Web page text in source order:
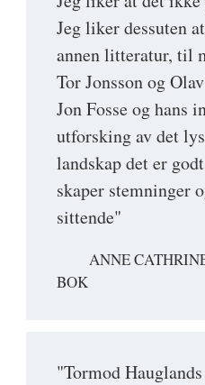
Jeg liker dessuten
annen litteratur, til
Tor Jonsson og
Jon Fosse og hans
utforsking av det
landskap det er
skaper stemninger
sittende"
ANNE
BOK
"Tormod